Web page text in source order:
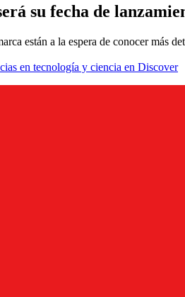
su fecha de
están a la espera de conocer más
en tecnología y ciencia en Discover